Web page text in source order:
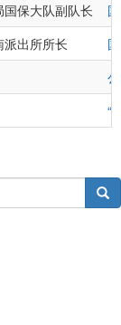
保大队副队长
出所所长
搜索